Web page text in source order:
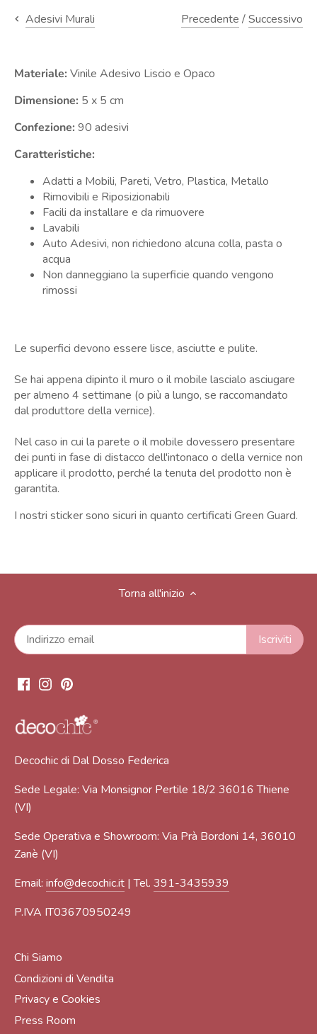
Adesivi Murali Precedente /Successivo
Materiale: Vinile Adesivo Liscio e Opaco
Dimensione: 5 x 5 cm
Confezione: 90 adesivi
Caratteristiche:
Adatti a Mobili, Pareti, Vetro, Plastica, Metallo
Rimovibili e Riposizionabili
Facili da installare e da rimuovere
Lavabili
Auto Adesivi, non richiedono alcuna colla, pasta o
acqua
Non danneggiano la superficie quando vengono
rimossi
Le superfici devono essere lisce, asciutte e pulite.
Se hai appena dipinto il muro o il mobile lascialo asciugare
per almeno 4 settimane (o più a lungo, se raccomandato
dal produttore della vernice).
Nel caso in cui la parete o il mobile dovessero presentare
dei punti in fase di distacco dell'intonaco o della vernice non
applicare il prodotto, perché la tenuta del prodotto non è
garantita.
I nostri sticker sono sicuri in quanto certificati Green Guard.
Torna all'inizio
Decochic di Dal Dosso Federica
Sede Legale: Via Monsignor Pertile 18/2 36016 Thiene
(VI)
Sede Operativa e Showroom: Via Prà Bordoni 14, 36010
Zanè (VI)
Email: info@decochic.it | Tel. 391-3435939
P.IVA IT03670950249
Chi Siamo
Condizioni di Vendita
Privacy e Cookies
Press Room